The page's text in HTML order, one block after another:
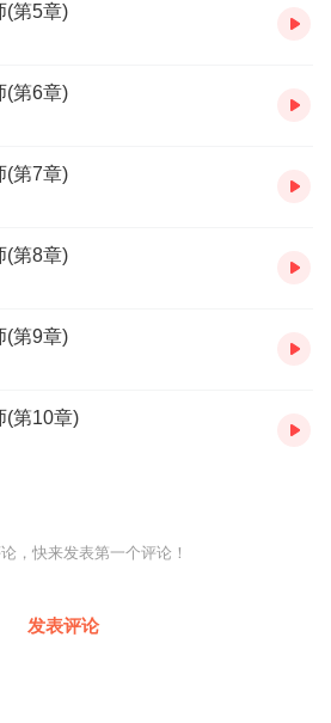
(第5章)
(第6章)
(第7章)
(第8章)
(第9章)
(第10章)
，快来发表第一个评论！
发表评论